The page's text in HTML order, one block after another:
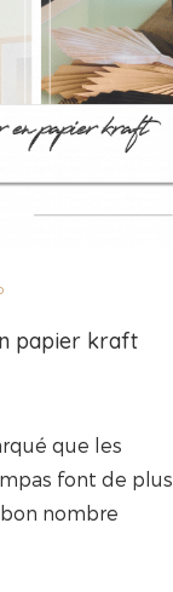
papier kraft
que les
font de plus
nombre